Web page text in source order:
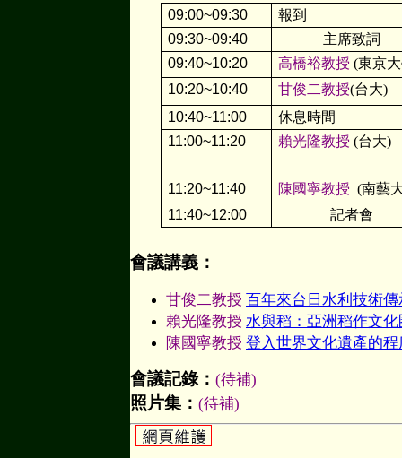
09:00~09:30
報到
09:30~09:40
主席致詞
09:40~10:20
高橋裕教授 (東京
10:20~10:40
甘俊二教授(台大)
10:40~11:00
休息時間
11:00~11:20
賴光隆教授 (台大)
11:20~11:40 陳國寧教授 (南藝
11:40~12:00
記者會
會議講義 ：
甘俊二教授 百年來台日水利技術
賴光隆教授 水與稻：亞洲稻作文
陳國寧教授 登入世界文化遺產的程
會議記錄： (待補)
照片集： (待補)